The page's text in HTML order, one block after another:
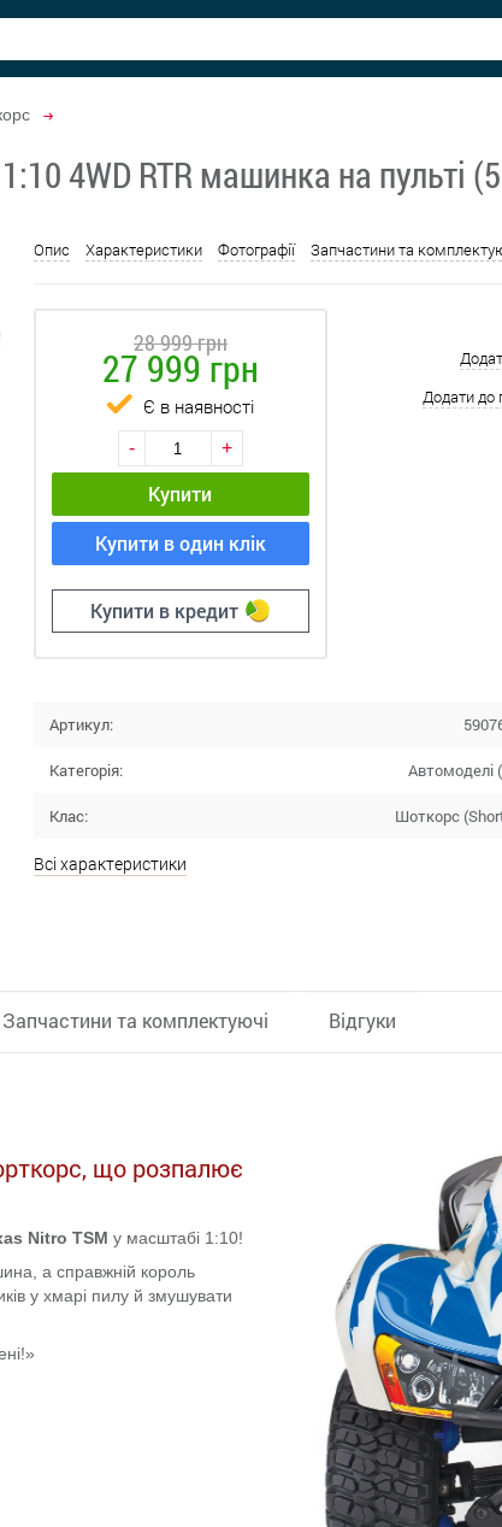
4WD RTR машинка на пульті
Опис Характеристики Фотографії Запчастини та
28 999 грн
27 999 грн
Є в наявності
- +
Купити
Купити в один клік
Купити в кредит
Додати до
Артикул:
Категорія: Автомоделі
Клас: Шоткорс
Всі характеристики
що розпалює
Nitro TSMу масштабі 1:10!
а справжній король
у хмарі пилу й змушувати
Запчастини та комплектуючі Відгуки